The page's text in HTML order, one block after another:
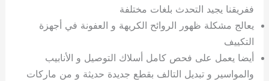
ففريقنا يجيد التحدث بلغات مختلفة
يعالج مشكلة ظهور الروائح الكريهة و العفونة في أجهزة
التكييف
أيضا يعمل على فحص كامل أسلاك التوصيل و الأنابيب
والمواسير و تبديل التالف بقطع جديدة حديثة و من ماركات